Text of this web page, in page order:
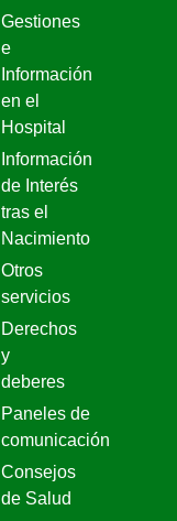
Gestiones
e
Información
en el
Hospital
Información
de Interés
tras el
Nacimiento
Otros
servicios
Derechos
y
deberes
Paneles de
comunicación
Consejos
de Salud